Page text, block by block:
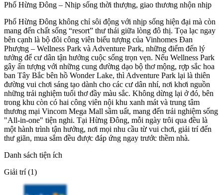
Phố Hừng Đông – Nhịp sống thời thượng, giao thương nhộn nhịp
Phố Hừng Đông không chỉ sôi động với nhịp sống hiện đại mà còn
mang đến chất sống “resort” thư thái giữa lòng đô thị. Tọa lạc ngay
bên cạnh là bộ đôi công viên biểu tượng của Vinhomes Đan
Phượng – Wellness Park và Adventure Park, những điểm đến lý
tưởng để cư dân tận hưởng cuộc sống trọn vẹn. Nếu Wellness Park
gây ấn tượng với những cung đường dạo bộ thơ mộng, rợp sắc hoa
ban Tây Bắc bên hồ Wonder Lake, thì Adventure Park lại là thiên
đường vui chơi sáng tạo dành cho các cư dân nhí, nơi khơi nguồn
những trải nghiệm tuổi thơ đầy màu sắc. Không dừng lại ở đó, bên
trong khu còn có hai công viên nội khu xanh mát và trung tâm
thương mại Vincom Mega Mall sầm uất, mang đến trải nghiệm sống
"All-in-one" tiện nghi. Tại Hừng Đông, mỗi ngày trôi qua đều là
một hành trình tận hưởng, nơi mọi nhu cầu từ vui chơi, giải trí đến
thư giãn, mua sắm đều được đáp ứng ngay trước thềm nhà.
Danh sách tiện ích
Giải trí (1)